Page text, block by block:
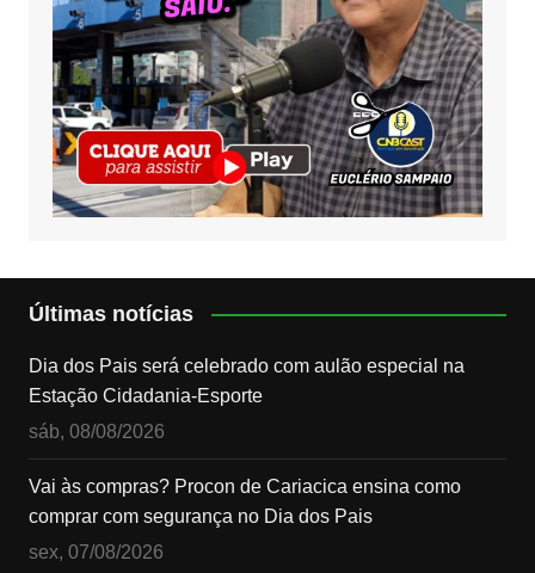
Últimas notícias
Dia dos Pais será celebrado com aulão especial na
Estação Cidadania-Esporte
sáb, 08/08/2026
Vai às compras? Procon de Cariacica ensina como
comprar com segurança no Dia dos Pais
sex, 07/08/2026